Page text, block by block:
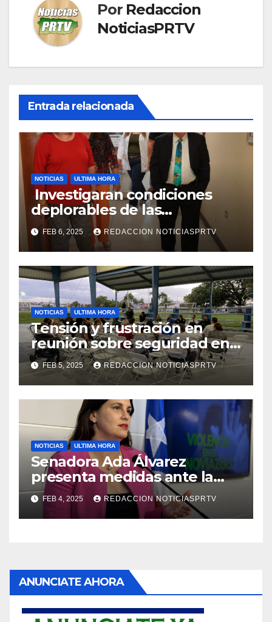
Por Redaccion
NoticiasPRTV
Entrada relacionada
NOTICIAS ULTIMA HORA
Investigaran condiciones
deplorables de las
facilidades el Departamento
de la Salud en Mayagüez
FEB 6, 2025 REDACCION NOTICIASPRTV
NOTICIAS ULTIMA HORA
Tensión y frustración en
reunión sobre seguridad en
Reparto Metropolitano
FEB 5, 2025 REDACCION NOTICIASPRTV
NOTICIAS ULTIMA HORA
Senadora Ada Álvarez
presenta medidas ante la
violencia en el noviazgo
FEB 4, 2025 REDACCION NOTICIASPRTV
ANUNCIATE AHORA